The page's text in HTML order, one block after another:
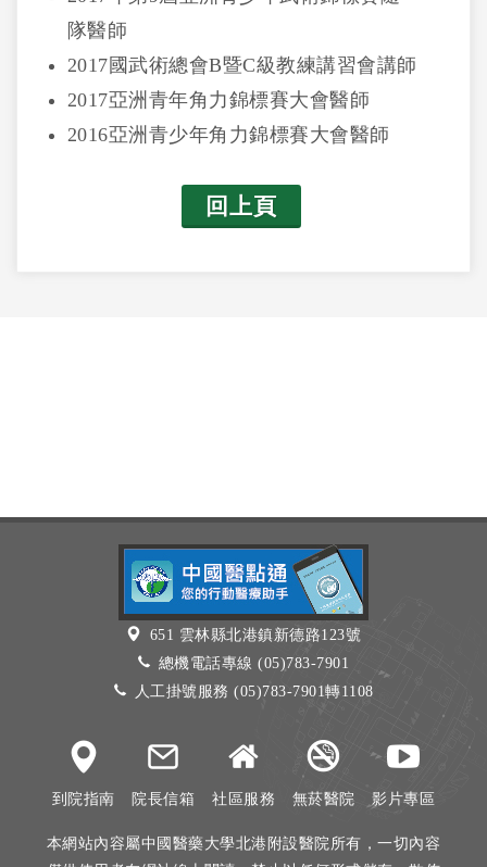
隊醫師
2017國武術總會B暨C級教練講習會講師
2017亞洲青年角力錦標賽大會醫師
2016亞洲青少年角力錦標賽大會醫師
回上頁
651 雲林縣北港鎮新德路123號
總機電話專線 (05)783-7901
人工掛號服務 (05)783-7901轉1108
到院指南 院長信箱 社區服務 無菸醫院 影片專區
本網站內容屬中國醫藥大學北港附設醫院所有，一切內容